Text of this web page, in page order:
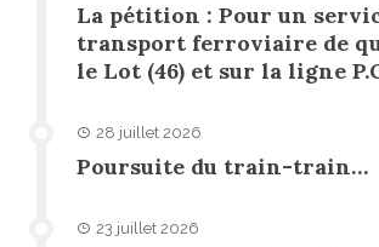
La pétition : Pour un
transport ferroviaire de
le Lot (46) et sur la ligne
28 juillet 2026
Poursuite du train-train…
23 juillet 2026